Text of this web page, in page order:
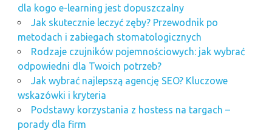
dla kogo e-learning jest dopuszczalny
Jak skutecznie leczyć zęby? Przewodnik po
metodach i zabiegach stomatologicznych
Rodzaje czujników pojemnościowych: jak wybrać
odpowiedni dla Twoich potrzeb?
Jak wybrać najlepszą agencję SEO? Kluczowe
wskazówki i kryteria
Podstawy korzystania z hostess na targach –
porady dla firm